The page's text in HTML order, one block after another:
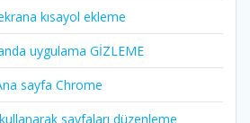
kısayol ekleme
uygulama GİZLEME
sayfa Chrome
sayfaları düzenleme